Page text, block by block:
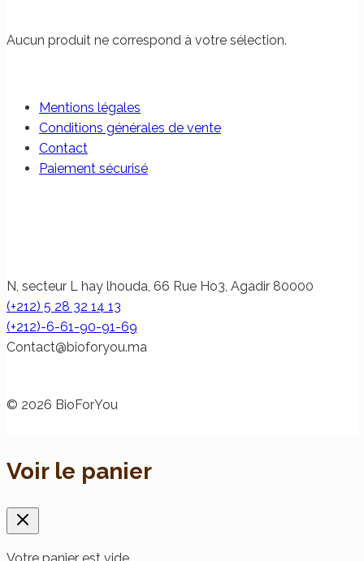
Aucun produit ne correspond à votre sélection.
Mentions légales
Conditions générales de vente
Contact
Paiement sécurisé
N, secteur L hay lhouda, 66 Rue Ho3, Agadir 80000
(+212) 5 28 32 14 13
(+212)-6-61-90-91-69
am.uoyrofoib
@tcatnoC
© 2026 BioForYou
Voir le panier